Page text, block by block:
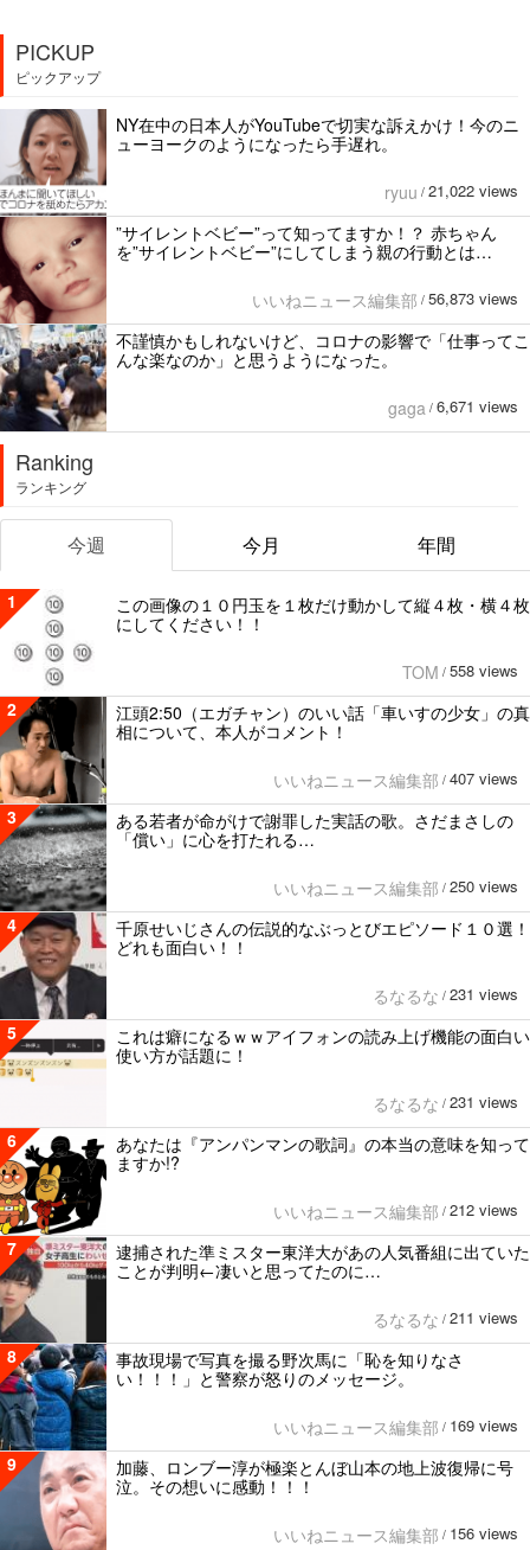
PICKUP
ピックアップ
NY在中の日本人がYouTubeで切実な訴えかけ！今のニ
ューヨークのようになったら手遅れ。
ryuu / 21,022 views
”サイレントベビー”って知ってますか！？ 赤ちゃん
を”サイレントベビー”にしてしまう親の行動とは…
いいねニュース編集部 / 56,873 views
不謹慎かもしれないけど、コロナの影響で「仕事ってこ
んな楽なのか」と思うようになった。
gaga / 6,671 views
Ranking
ランキング
今週 今月 年間
1
この画像の１０円玉を１枚だけ動かして縦４枚・横４枚
にしてください！！
TOM / 558 views
2
江頭2:50（エガチャン）のいい話「車いすの少女」の真
相について、本人がコメント！
いいねニュース編集部 / 407 views
3
ある若者が命がけで謝罪した実話の歌。さだまさしの
「償い」に心を打たれる…
いいねニュース編集部 / 250 views
4
千原せいじさんの伝説的なぶっとびエピソード１０選！
どれも面白い！！
るなるな / 231 views
5
これは癖になるｗｗアイフォンの読み上げ機能の面白い
使い方が話題に！
るなるな / 231 views
6
あなたは『アンパンマンの歌詞』の本当の意味を知って
ますか!?
いいねニュース編集部 / 212 views
7
逮捕された準ミスター東洋大があの人気番組に出ていた
ことが判明←凄いと思ってたのに…
るなるな / 211 views
8
事故現場で写真を撮る野次馬に「恥を知りなさ
い！！！」と警察が怒りのメッセージ。
いいねニュース編集部 / 169 views
9
加藤、ロンブー淳が極楽とんぼ山本の地上波復帰に号
泣。その想いに感動！！！
いいねニュース編集部 / 156 views